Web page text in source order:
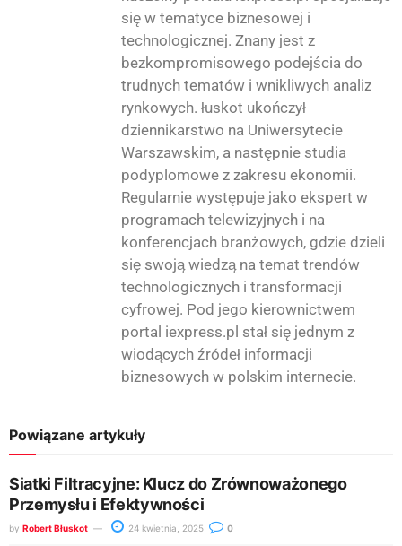
się w tematyce biznesowej i
technologicznej. Znany jest z
bezkompromisowego podejścia do
trudnych tematów i wnikliwych analiz
rynkowych. łuskot ukończył
dziennikarstwo na Uniwersytecie
Warszawskim, a następnie studia
podyplomowe z zakresu ekonomii.
Regularnie występuje jako ekspert w
programach telewizyjnych i na
konferencjach branżowych, gdzie dzieli
się swoją wiedzą na temat trendów
technologicznych i transformacji
cyfrowej. Pod jego kierownictwem
portal iexpress.pl stał się jednym z
wiodących źródeł informacji
biznesowych w polskim internecie.
Powiązane artykuły
Siatki Filtracyjne: Klucz do Zrównoważonego
Przemysłu i Efektywności
by Robert Błuskot 24 kwietnia, 2025 0